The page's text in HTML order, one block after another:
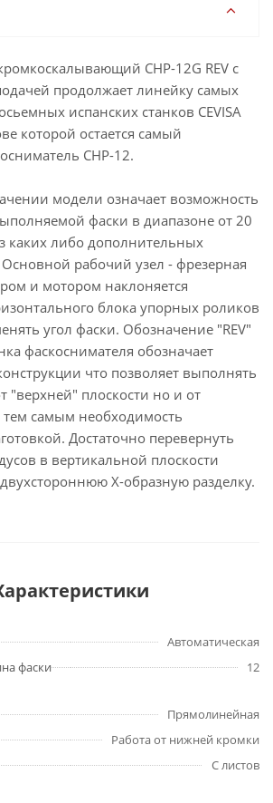
СНР-12G REV с
продолжает линейку самых
испанских станков CEVISA
которой остается самый
CHP-12.
модели означает возможность
фаски в диапазоне от 20
каких либо дополнительных
рабочий узел - фрезерная
и мотором наклоняется
блока упорных роликов
угол фаски. Обозначение "REV"
фаскоснимателя обозначает
что позволяет выполнять
"верхней" плоскости но и от
самым необходимость
Достаточно перевернуть
в вертикальной плоскости
X-образную разделку.
Автоматическая
фаски
12
Прямолинейная
Работа от нижней кромки
С листов